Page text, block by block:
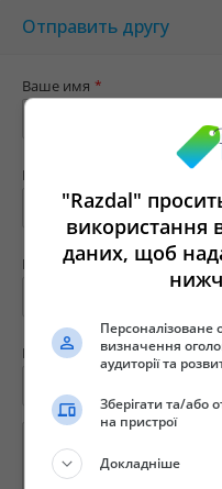
Отправить другу
Ваше имя *
Ваш e-mail
Имя твоего друга *
E-mail вашего друга *
"Razdal"
використання
даних, щоб
визначення
аудиторії та
Зберігати та/або
на пристрої
Докладніше